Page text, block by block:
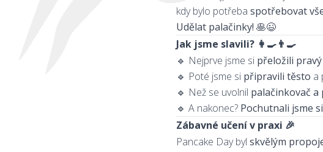
kdy bylo potřeba spotřebovat
Udělat palačinky! 🥞😉
Jak jsme slavili? 👩‍🍳👨‍🍳
🔹 Nejprve jsme si přeložili
🔹 Poté jsme si připravili těsto a
🔹 Než se uvolnil palačinkovač a
🔹 A nakonec? Pochutnali jsme
Zábavné učení v praxi 🎉
Pancake Day byl skvělým